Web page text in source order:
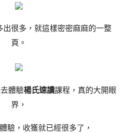
出很多，就這樣密密麻麻的一整
頁。
體驗楊氏速讀課程，真的大開眼
界，
驗，收獲就已經很多了，